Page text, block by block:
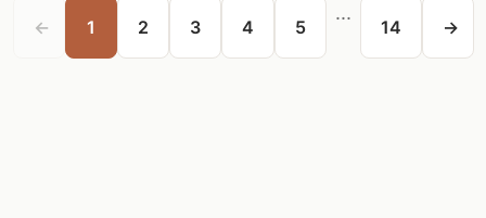
← 1 2 3 4 5
...
14 →